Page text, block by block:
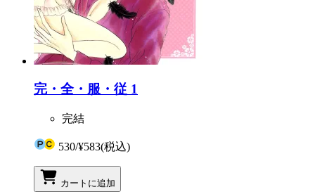
完・全・服・従 1
完結
530/¥583(税込)
カートに追加